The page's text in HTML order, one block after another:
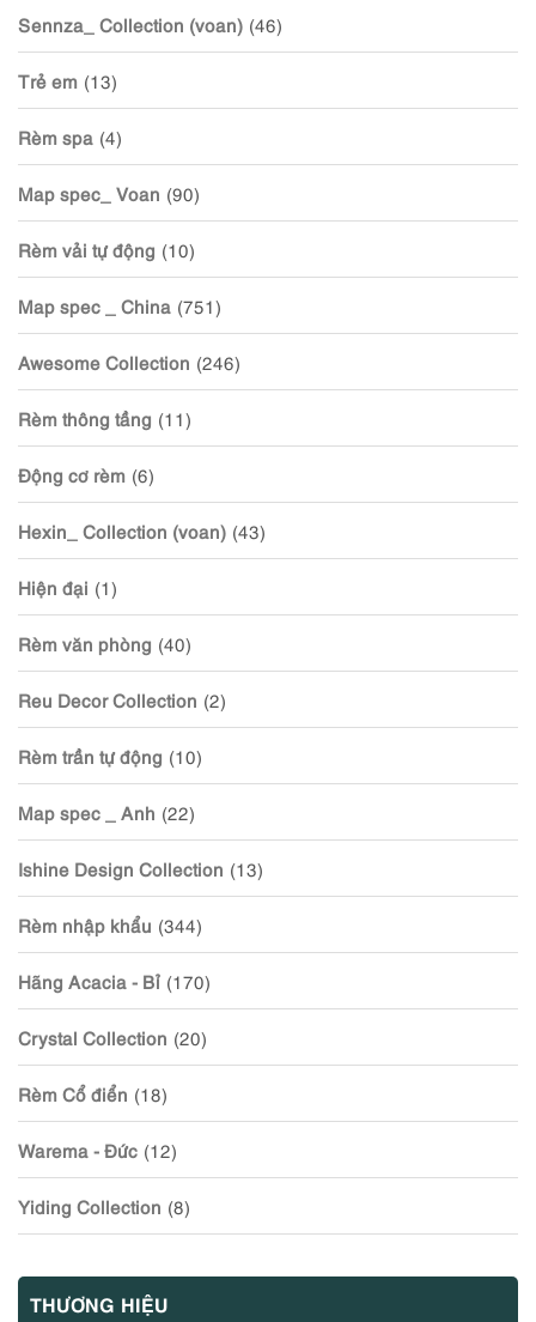
Sennza_ Collection (voan) (46)
Trẻ em (13)
Rèm spa (4)
Map spec_ Voan (90)
Rèm vải tự động (10)
Map spec _ China (751)
Awesome Collection (246)
Rèm thông tầng (11)
Động cơ rèm (6)
Hexin_ Collection (voan) (43)
Hiện đại (1)
Rèm văn phòng (40)
Reu Decor Collection (2)
Rèm trần tự động (10)
Map spec _ Anh (22)
Ishine Design Collection (13)
Rèm nhập khẩu (344)
Hãng Acacia - Bỉ (170)
Crystal Collection (20)
Rèm Cổ điển (18)
Warema - Đức (12)
Yiding Collection (8)
THƯƠNG HIỆU